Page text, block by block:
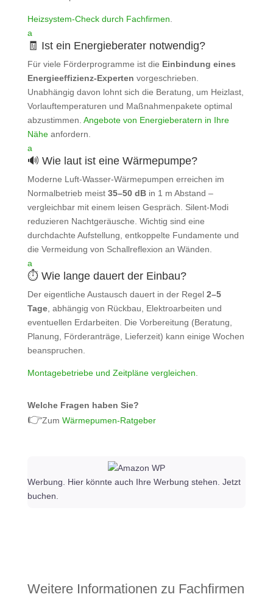
Heizsystem‑Check durch Fachfirmen
a
🧾 Ist ein Energieberater notwendig?
Für viele Förderprogramme ist die Einbindung eines
Energieeffizienz‑Experten vorgeschrieben.
Unabhängig davon lohnt sich die Beratung, um Heizlast,
Vorlauftemperaturen und Maßnahmenpakete optimal
abzustimmen. Angebote von Energieberatern in Ihre
Näheanfordern.
a
🔊 Wie laut ist eine Wärmepumpe?
Moderne Luft‑Wasser‑Wärmepumpen erreichen im
Normalbetrieb meist 35–50 dBin 1 m Abstand –
vergleichbar mit einem leisen Gespräch. Silent‑Modi
reduzieren Nachtgeräusche. Wichtig sind eine
durchdachte Aufstellung, entkoppelte Fundamente und
die Vermeidung von Schallreflexion an Wänden.
a
⏱️ Wie lange dauert der Einbau?
Der eigentliche Austausch dauert in der Regel 2–5
Tage, abhängig von Rückbau, Elektroarbeiten und
eventuellen Erdarbeiten. Die Vorbereitung (Beratung,
Planung, Förderanträge, Lieferzeit) kann einige Wochen
beanspruchen.
Montagebetriebe und Zeitpläne vergleichen
Welche Fragen haben Sie?
👉Zum Wärmepumen-Ratgeber
Werbung. Hier könnte auch Ihre Werbung stehen. Jetzt
buchen.
Weitere Informationen zu Fachfirmen